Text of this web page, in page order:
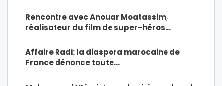
Rencontre avec Anouar Moatassim,
réalisateur du film de super-héros…
Affaire Radi: la diaspora marocaine de
France dénonce toute…